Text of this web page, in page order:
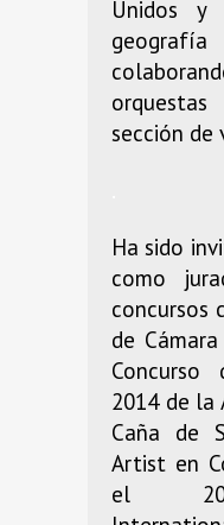
Unidos
sección de
Ha sido
como
concursos
de
2014 de la
Caña de
Artist en
el